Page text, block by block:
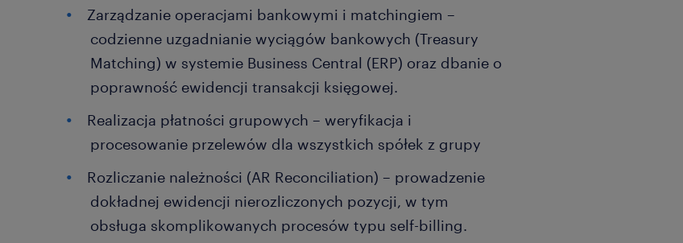
Zarządzanie operacjami bankowymi i matchingiem –
codzienne uzgadnianie wyciągów bankowych (Treasury
Matching) w systemie Business Central (ERP) oraz dbanie o
poprawność ewidencji transakcji księgowej.
Realizacja płatności grupowych – weryfikacja i
procesowanie przelewów dla wszystkich spółek z grupy
Rozliczanie należności (AR Reconciliation) – prowadzenie
dokładnej ewidencji nierozliczonych pozycji, w tym
obsługa skomplikowanych procesów typu self-billing.